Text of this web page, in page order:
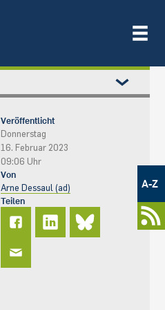
Metamenü
A-Z
Veröffentlicht
Donnerstag
16. Februar 2023
09:06 Uhr
Von
Arne Dessaul (ad)
Teilen